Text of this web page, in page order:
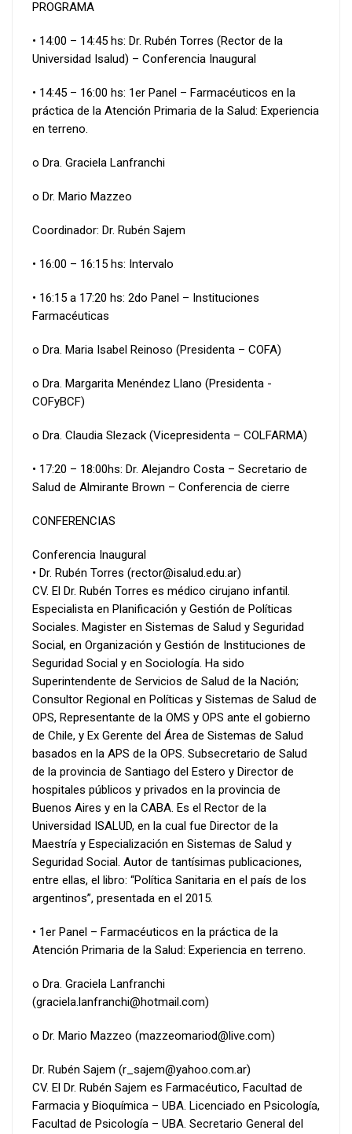
PROGRAMA
• 14:00 – 14:45 hs: Dr. Rubén Torres (Rector de la
Universidad Isalud) – Conferencia Inaugural
• 14:45 – 16:00 hs: 1er Panel – Farmacéuticos en la
práctica de la Atención Primaria de la Salud: Experiencia
en terreno.
o Dra. Graciela Lanfranchi
o Dr. Mario Mazzeo
Coordinador: Dr. Rubén Sajem
• 16:00 – 16:15 hs: Intervalo
• 16:15 a 17:20 hs: 2do Panel – Instituciones
Farmacéuticas
o Dra. Maria Isabel Reinoso (Presidenta – COFA)
o Dra. Margarita Menéndez Llano (Presidenta -
COFyBCF)
o Dra. Claudia Slezack (Vicepresidenta – COLFARMA)
• 17:20 – 18:00hs: Dr. Alejandro Costa – Secretario de
Salud de Almirante Brown – Conferencia de cierre
CONFERENCIAS
Conferencia Inaugural
• Dr. Rubén Torres (rector@isalud.edu.ar)
CV. El Dr. Rubén Torres es médico cirujano infantil.
Especialista en Planificación y Gestión de Políticas
Sociales. Magister en Sistemas de Salud y Seguridad
Social, en Organización y Gestión de Instituciones de
Seguridad Social y en Sociología. Ha sido
Superintendente de Servicios de Salud de la Nación;
Consultor Regional en Políticas y Sistemas de Salud de
OPS, Representante de la OMS y OPS ante el gobierno
de Chile, y Ex Gerente del Área de Sistemas de Salud
basados en la APS de la OPS. Subsecretario de Salud
de la provincia de Santiago del Estero y Director de
hospitales públicos y privados en la provincia de
Buenos Aires y en la CABA. Es el Rector de la
Universidad ISALUD, en la cual fue Director de la
Maestría y Especialización en Sistemas de Salud y
Seguridad Social. Autor de tantísimas publicaciones,
entre ellas, el libro: “Política Sanitaria en el país de los
argentinos”, presentada en el 2015.
• 1er Panel – Farmacéuticos en la práctica de la
Atención Primaria de la Salud: Experiencia en terreno.
o Dra. Graciela Lanfranchi
(graciela.lanfranchi@hotmail.com)
o Dr. Mario Mazzeo (mazzeomariod@live.com)
Dr. Rubén Sajem (r_sajem@yahoo.com.ar)
CV. El Dr. Rubén Sajem es Farmacéutico, Facultad de
Farmacia y Bioquímica – UBA. Licenciado en Psicología,
Facultad de Psicología – UBA. Secretario General del